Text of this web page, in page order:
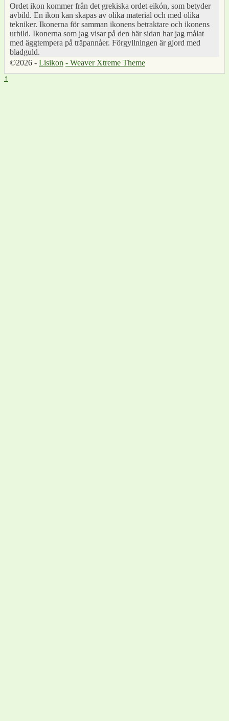
Ordet ikon kommer från det grekiska ordet eikón, som betyder
avbild. En ikon kan skapas av olika material och med olika
tekniker. Ikonerna för samman ikonens betraktare och ikonens
urbild. Ikonerna som jag visar på den här sidan har jag målat
med äggtempera på träpannåer. Förgyllningen är gjord med
bladguld.
©2026 - Lisikon - Weaver Xtreme Theme
↑